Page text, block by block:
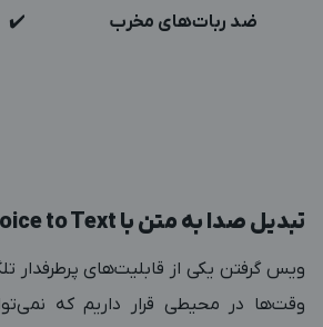
ضد ربات‌های مخرب
✔️
تبدیل صدا به متن با Voice to Text
ویس گرفتن یکی از قابلیت‌های پرطرفدار
وقت‌ها در محیطی قرار داریم که